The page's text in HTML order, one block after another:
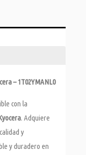
– 1T02YMANL0
con la
. Adquiere
y
y duradero en